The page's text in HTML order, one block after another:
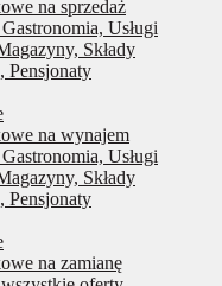
na sprzedaż
Usługi
Składy
Pensjonaty
na wynajem
Usługi
Składy
Pensjonaty
na zamianę